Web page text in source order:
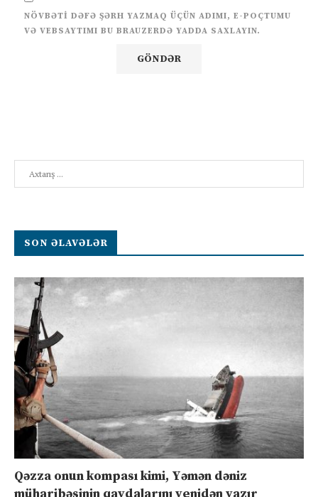
NÖVBƏTI DƏFƏ ŞƏRH YAZMAQ ÜÇÜN ADIMI, E-POÇTUMU
VƏ VEBSAYTIMI BU BRAUZERDƏ YADDA SAXLAYIN.
SON ƏLAVƏLƏR
Qəzza onun kompası kimi, Yəmən dəniz